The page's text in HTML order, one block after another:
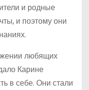
и родные
и поэтому они
любящих
Карине
в себе. Они стали